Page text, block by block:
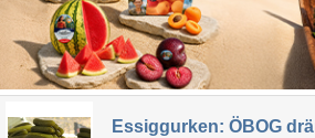
Essiggurken: ÖBOG